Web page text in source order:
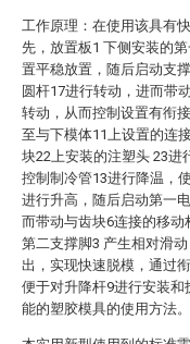
工作原理：在使用该具有
先，放置板1 下侧安装的
置平稳放置，随后启动支
圆杆17进行转动，进而带
转动，从而控制设置有衔
至与下模体11上设置的连
块22上安装的注塑头 23进
控制制冷管13进行降温，
进行升高，随后启动第一
而带动与齿块6连接的移
第二支撑脚3 产生相对滑
出，实现快速脱模，通过
便于对升降杆9进行安装
能的塑胶模具的使用方法。